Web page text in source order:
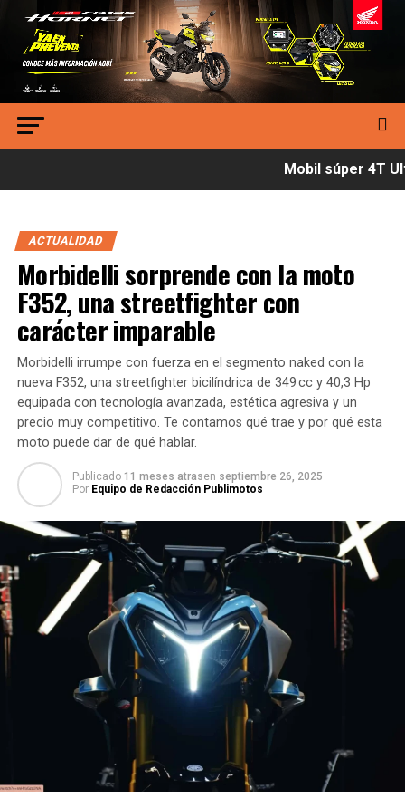
Mobil súper 4T
ACTUALIDAD
Morbidelli sorprende con la moto
F352, una streetfighter con
carácter imparable
Morbidelli irrumpe con fuerza en el segmento naked con la
nueva F352, una streetfighter bicilíndrica de 349 cc y 40,3 Hp
equipada con tecnología avanzada, estética agresiva y un
precio muy competitivo. Te contamos qué trae y por qué esta
moto puede dar de qué hablar.
Publicado 11 meses atrasen septiembre 26, 2025
Por Equipo de Redacción Publimotos